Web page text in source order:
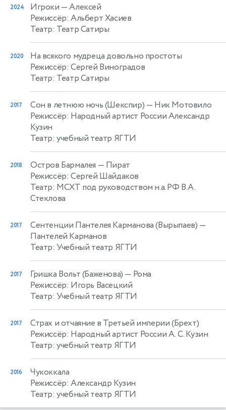
2024 Игроки — Алексей
Режиссёр: Альберт Хасиев
Театр: Театр Сатиры
2020
На всякого мудреца довольно простоты
Режиссёр: Сергей Виноградов
Театр: Театр Сатиры
2017 Сон в летнюю ночь (Шекспир) — Ник Мотовило
Режиссёр: Народный артист России Александр
Кузин
Театр: учебный театр ЯГТИ
2018 Остров Бармалея — Пират
Режиссёр: Сергей Шайдаков
Театр: МСХТ под руководством н.а. РФ В.А.
Стеклова
2017 Сентенции Пантелея Карманова (Вырыпаев) —
Пантелей Карманов
Театр: Учебный театр ЯГТИ
2017 Гришка Вольт (Баженова) — Рома
Режиссёр: Игорь Васецкий
Театр: Учебный театр ЯГТИ
2017
Страх и отчаяние в Третьей империи (Брехт)
Режиссёр: Народный артист России А. С. Кузин
Театр: учебный театр ЯГТИ
2016
Чукоккала
Режиссёр: Александр Кузин
Театр: учебный театр ЯГТИ